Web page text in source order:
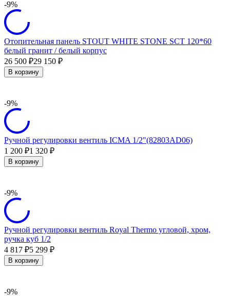
-9%
Отопительная панель STOUT WHITE STONE SCT 120*60
белый гранит / белый корпус
26 500 ₽29 150 ₽
В корзину
-9%
Ручной регулировки вентиль ICMA 1/2"(82803AD06)
1 200 ₽1 320 ₽
В корзину
-9%
Ручной регулировки вентиль Royal Thermo угловой, хром,
ручка куб 1/2
4 817 ₽5 299 ₽
В корзину
-9%